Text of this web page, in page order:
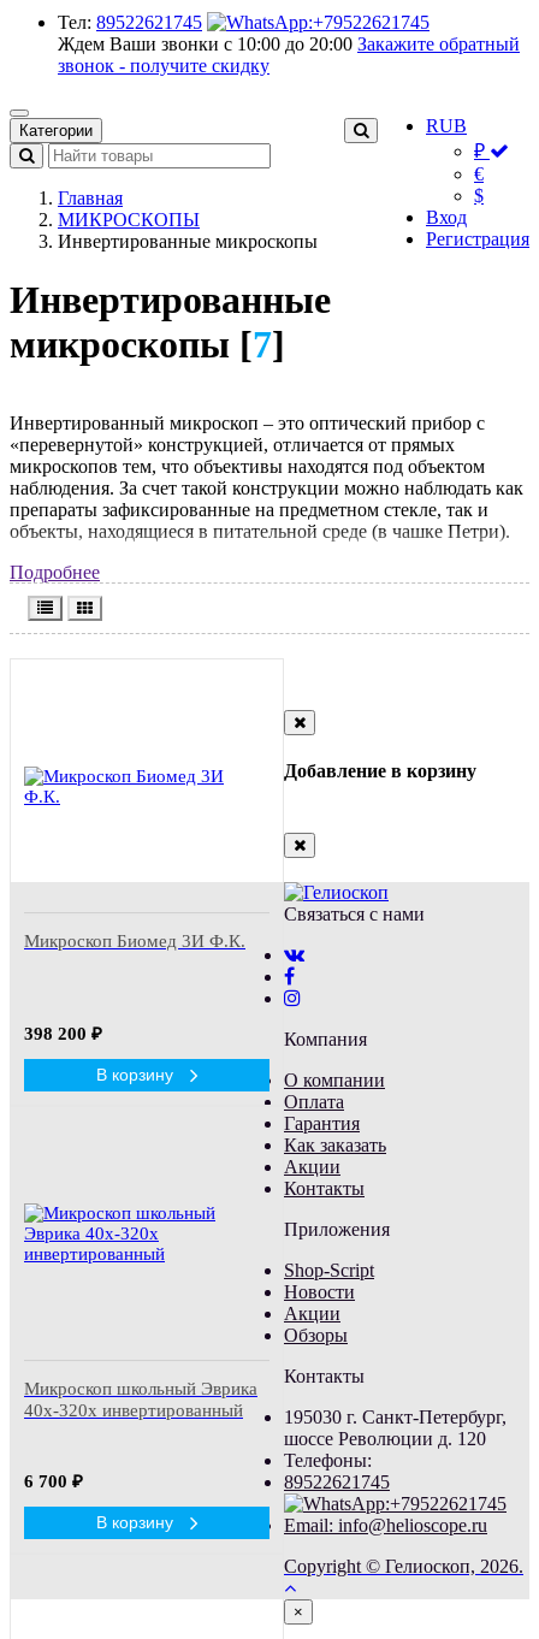
Тел: 89522621745
Ждем Ваши звонки с 10:00 до 20:00 Закажите обратный
звонок - получите скидку
RUB
₽
€
$
Вход
Регистрация
Категории
Главная
МИКРОСКОПЫ
Инвертированные микроскопы
Инвертированные
микроскопы [7]
Инвертированный микроскоп – это оптический прибор с
«перевернутой» конструкцией, отличается от прямых
микроскопов тем, что объективы находятся под объектом
наблюдения. За счет такой конструкции можно наблюдать как
препараты зафиксированные на предметном стекле, так и
объекты, находящиеся в питательной среде (в чашке Петри).
Подробнее
Микроскоп Биомед 3И Ф.К.
398 200 ₽
В корзину
Микроскоп школьный Эврика
40х-320х инвертированный
6 700 ₽
В корзину
Close
Добавление в корзину
Close
Связаться с нами
Компания
О компании
Оплата
Гарантия
Как заказать
Акции
Контакты
Приложения
Shop-Script
Новости
Акции
Обзоры
Контакты
195030 г. Санкт-Петербург,
шоссе Революции д. 120
Телефоны:
89522621745
Email: info@helioscope.ru
Copyright © Гелиоскоп, 2026.
×